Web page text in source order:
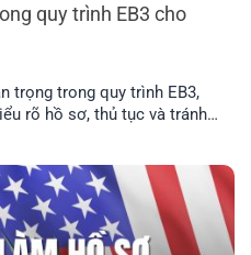
quy trình EB3 cho
trọng trong quy trình EB3,
rõ hồ sơ, thủ tục và tránh